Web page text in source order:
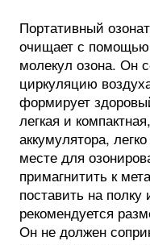
Портативный
очищает с помощью
молекул озона. Он
циркуляцию
формирует
легкая и
аккумулятора,
месте для
примагнитить к
поставить на
рекомендуется
Он не должен